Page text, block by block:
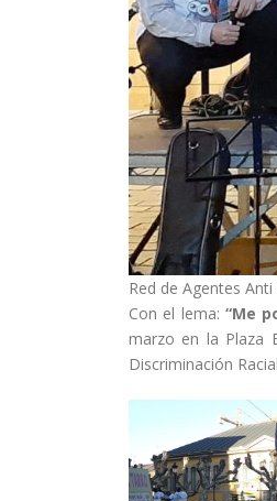
Red de Agentes
Con el lema: “Me
marzo en la Plaza
Discriminación